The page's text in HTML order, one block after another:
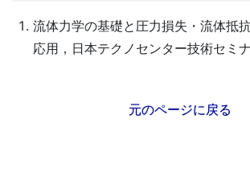
流体力学の基礎と圧力損失・流体抵
応用，日本テクノセンター技術セミ
元のページに戻る